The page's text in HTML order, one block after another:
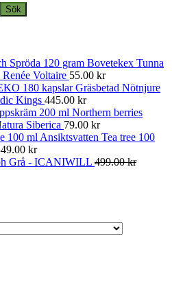
Sök
Bovetekex Tunna
Voltaire 55.00 kr
Gräsbetad Nötnjure
Kings 445.00 kr
Northern berries
Siberica 79.00 kr
Ansiktsvatten Tea tree 100
kr
Grå - ICANIWILL 499.00kr